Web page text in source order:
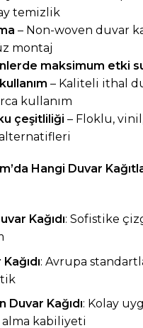
temizlik
– Non-woven duvar
montaj
maksimum etki
– Kaliteli ithal
kullanım
çeşitliliği – Floklu,
’da Hangi Duvar
Kağıdı: Sofistike
: Avrupa
Duvar Kağıdı: Kolay
kabiliyeti